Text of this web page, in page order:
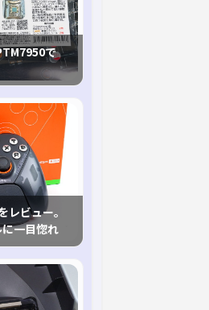
で
レビュー。
一目惚れ